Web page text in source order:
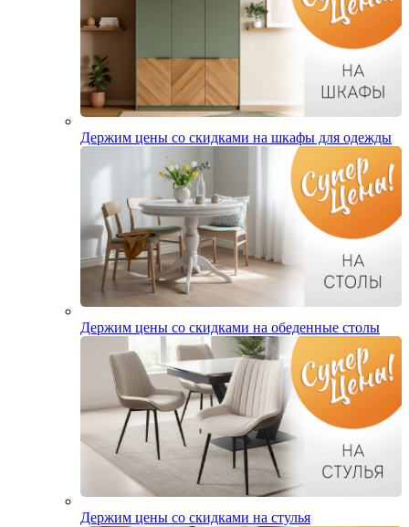
Держим цены со скидками на шкафы для одежды
Держим цены со скидками на обеденные столы
Держим цены со скидками на стулья